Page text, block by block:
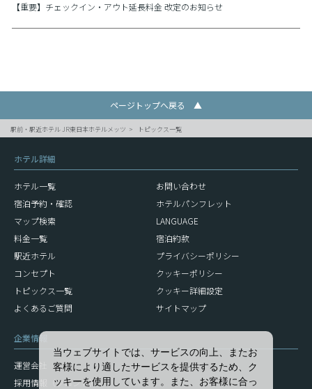
【重要】チェックイン・アウト延長料金 改定のお知らせ
ページトップへ戻る ▲
駅前・駅近ホテル JR東日本ホテルメッツ トピックス一覧
ホテル詳細
ホテル一覧
宿泊予約・確認
マップ検索
料金一覧
駅近ホテル
コンセプト
トピックス一覧
よくあるご質問
お問い合わせ
ホテルパンフレット
LANGUAGE
宿泊約款
プライバシーポリシー
クッキーポリシー
クッキー詳細設定
サイトマップ
企業情報
運営会社
採用情報（フロント）
当ウェブサイトでは、サービスの向上、またお
客様により適したサービスを提供するため、ク
ッキーを使用しています。また、お客様に合っ